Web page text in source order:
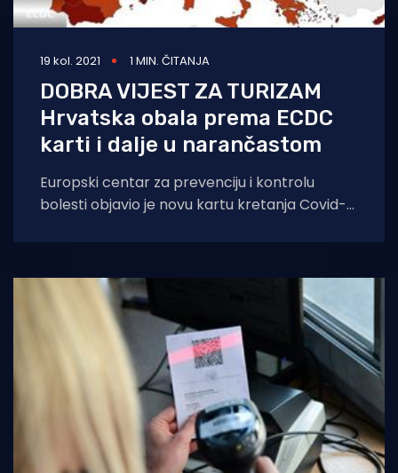
19 kol. 2021 1 MIN. ČITANJA
DOBRA VIJEST ZA TURIZAM
Hrvatska obala prema ECDC
karti i dalje u narančastom
Europski centar za prevenciju i kontrolu
bolesti objavio je novu kartu kretanja Covid-a